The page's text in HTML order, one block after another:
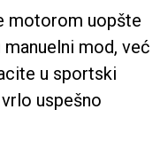
motorom uopšte
mod, već
u sportski
uspešno